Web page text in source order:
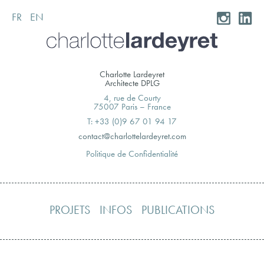
Skip
to
FR EN
Charlotte Lardeyret
Architecte DPLG
4, rue de Courty
75007 Paris – France
T: +33 (0)9 67 01 94 17
moc.teryedralettolrahc@tcatnoc
Politique de Confidentialité
PROJETS INFOS PUBLICATIONS